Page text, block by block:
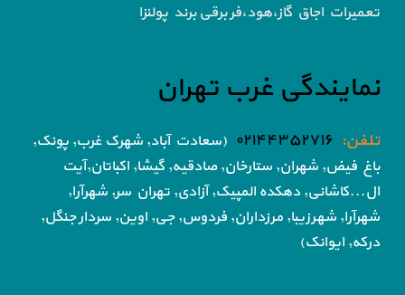
تعمیرات اجاق گاز،هود،فر برقی برند پولنزا
نمایندگی غرب تهران
تلفن: ۰۲۱۴۴۳۵۲۷۱۶ (سعادت آباد, شهرک غرب, پونک,
باغ فیض, شهران, ستارخان, صادقیه, گیشا, اکباتان,آیت
ال...کاشانی, دهکده المپیک, آزادی, تهران سر, شهرآرا,
شهرآرا, شهرزیبا, مرزداران, فردوس, جی, اوین, سردار جنگل,
درکه, ایوانک)